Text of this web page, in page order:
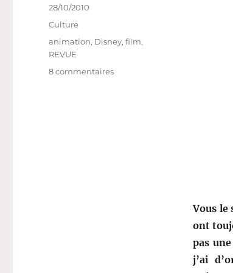
Vous le
ont
pas
j’ai
Publié
28/10/2010
Catégories
Culture
Étiquettes
animation, Disney,film,
REVUE
8 commentairessur